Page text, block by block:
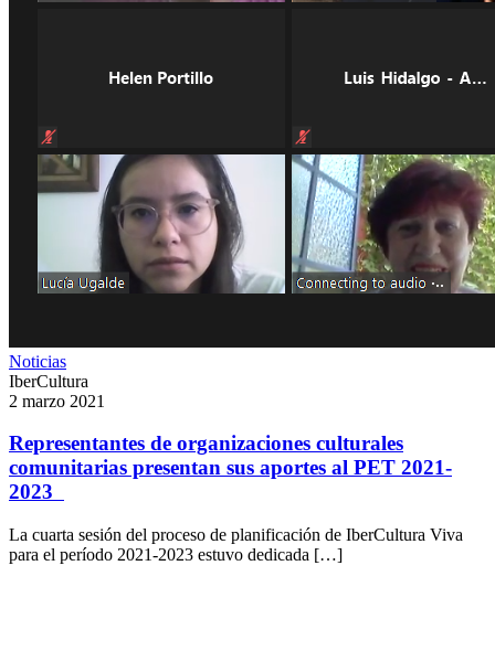
Noticias
IberCultura
2 marzo 2021
Representantes de organizaciones culturales
comunitarias presentan sus aportes al PET 2021-
2023
La cuarta sesión del proceso de planificación de IberCultura Viva
para el período 2021-2023 estuvo dedicada […]